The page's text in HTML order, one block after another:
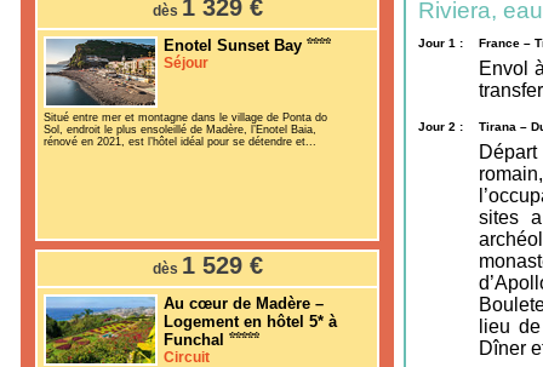
dès 1 329 €
Enotel Sunset Bay
Séjour
Situé entre mer et montagne dans le village de Ponta do
Sol, endroit le plus ensoleillé de Madère, l’Enotel Baia,
rénové en 2021, est l’hôtel idéal pour se détendre et...
dès 1 529 €
Au cœur de Madère –
Logement en hôtel 5* à
Funchal
Circuit
Riviera,
Jour 1 : France –
Envol
Jour 2 : Tirana –
sites
lieu
Dîner